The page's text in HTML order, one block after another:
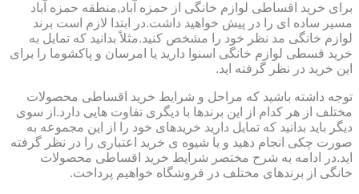
برای خرید اقساطی لوازم خانگی از حمزه آباد,منطقه حمزه آباد
مسیر ساده ای را در پیش خواهید داشت.در ابتدا لازم است برند
لوازم خانگی مد نظر خود را مشخص کنید.مثلاً بدانید که تمایل به
خرید قسطی لوازم خانگی اسنوا دارید یا امرسان و پاکشوما را برای
این خرید در نظر گرفته اید.
توجه داشته باشید که مراحل و شرایط خرید اقساطی محصولات
مختلف از هر کدام از این برندها با دیگری تفاوت هایی دارد.از سوی
دیگر باید بدانید که تمایل دارید خریدهای خود را از این مجموعه به
صورت چکی انجام دهید و یا شیوه ی خرید اعتباری را در نظر گرفته
اید.در ادامه به شرح مختصر شرایط خرید اقساطی محصولات
خانگی از برندهای مختلف در فروشگاه خواهیم پرداخت.